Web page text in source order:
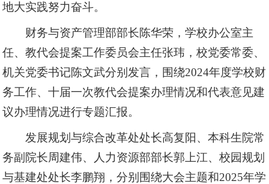
地大实践努力奋斗。
财务与资产管理部部长陈华荣，学校办公室主
任、教代会提案工作委员会主任张玮，校党委常委、
机关党委书记陈文武分别发言，围绕2024年度学校财
务工作、十届一次教代会提案办理情况和代表意见建
议办理情况进行专题汇报。
发展规划与综合改革处处长高复阳、本科生院常
务副院长周建伟、人力资源部部长郭上江、校园规划
与基建处处长李鹏翔，分别围绕大会主题和2025年学